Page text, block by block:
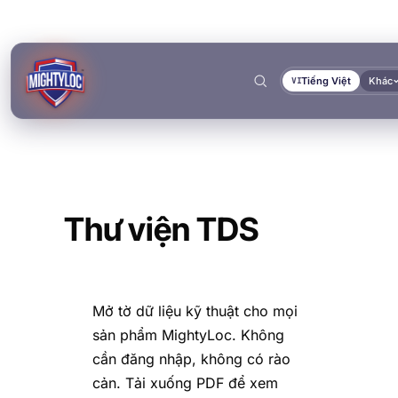
VITiếng Việt Khác
DÁN KẾT & ĐÓNG RẮN BÍT KÍN & KHÓA CHẶT
XÂY DỰNG & GIA CÔNG VẬN TẢI & HÀNG HẢI
→
Thư viện TDS
Mở tờ dữ liệu kỹ thuật cho mọi
sản phẩm MightyLoc. Không
cần đăng nhập, không có rào
cản. Tải xuống PDF để xem